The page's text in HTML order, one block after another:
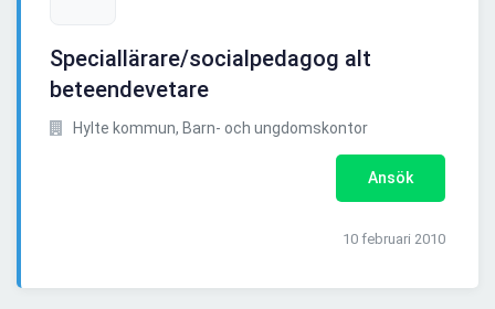
Speciallärare/socialpedagog alt
beteendevetare
Hylte kommun, Barn- och ungdomskontor
Ansök
10 februari 2010